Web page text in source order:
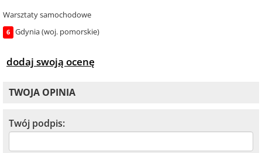
Warsztaty samochodowe
6 Gdynia (woj. pomorskie)
dodaj swoją ocenę
TWOJA OPINIA
Twój podpis: